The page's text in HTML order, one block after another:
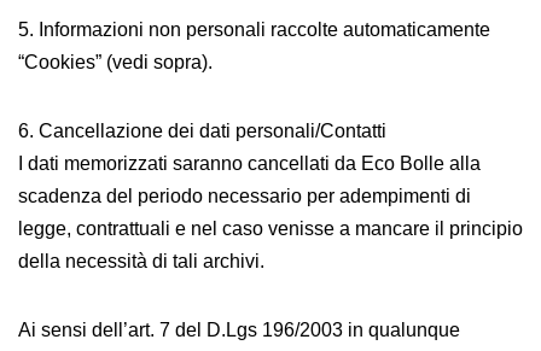
5. Informazioni non personali raccolte automaticamente
“Cookies” (vedi sopra).
6. Cancellazione dei dati personali/Contatti
I dati memorizzati saranno cancellati da Eco Bolle alla
scadenza del periodo necessario per adempimenti di
legge, contrattuali e nel caso venisse a mancare il principio
della necessità di tali archivi.
Ai sensi dell’art. 7 del D.Lgs 196/2003 in qualunque